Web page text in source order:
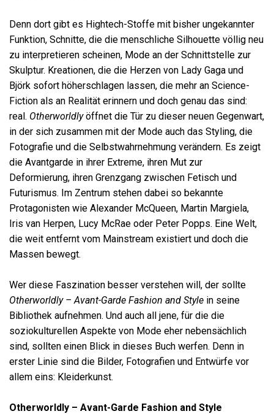
Denn dort gibt es Hightech-Stoffe mit bisher ungekannter
Funktion, Schnitte, die die menschliche Silhouette völlig neu
zu interpretieren scheinen, Mode an der Schnittstelle zur
Skulptur. Kreationen, die die Herzen von Lady Gaga und
Björk sofort höherschlagen lassen, die mehr an Science-
Fiction als an Realität erinnern und doch genau das sind:
real. Otherworldlyöffnet die Tür zu dieser neuen Gegenwart,
in der sich zusammen mit der Mode auch das Styling, die
Fotografie und die Selbstwahrnehmung verändern. Es zeigt
die Avantgarde in ihrer Extreme, ihren Mut zur
Deformierung, ihren Grenzgang zwischen Fetisch und
Futurismus. Im Zentrum stehen dabei so bekannte
Protagonisten wie Alexander McQueen, Martin Margiela,
Iris van Herpen, Lucy McRae oder Peter Popps. Eine Welt,
die weit entfernt vom Mainstream existiert und doch die
Massen bewegt.
Wer diese Faszination besser verstehen will, der sollte
Otherworldly – Avant-Garde Fashion and Style in seine
Bibliothek aufnehmen. Und auch all jene, für die die
soziokulturellen Aspekte von Mode eher nebensächlich
sind, sollten einen Blick in dieses Buch werfen. Denn in
erster Linie sind die Bilder, Fotografien und Entwürfe vor
allem eins: Kleiderkunst.
Otherworldly – Avant-Garde Fashion and Style